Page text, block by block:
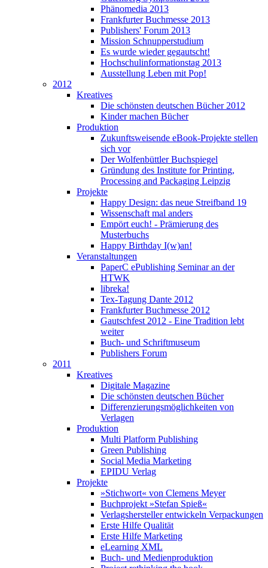
Phänomedia 2013
Frankfurter Buchmesse 2013
Publishers' Forum 2013
Mission Schnupperstudium
Es wurde wieder gegautscht!
Hochschulinformationstag 2013
Ausstellung Leben mit Pop!
2012
Kreatives
Die schönsten deutschen Bücher 2012
Kinder machen Bücher
Produktion
Zukunftsweisende eBook-Projekte stellen
sich vor
Der Wolfenbüttler Buchspiegel
Gründung des Institute for Printing,
Processing and Packaging Leipzig
Projekte
Happy Design: das neue Streifband 19
Wissenschaft mal anders
Empört euch! - Prämierung des
Musterbuchs
Happy Birthday I(w)an!
Veranstaltungen
PaperC ePublishing Seminar an der
HTWK
libreka!
Tex-Tagung Dante 2012
Frankfurter Buchmesse 2012
Gautschfest 2012 - Eine Tradition lebt
weiter
Buch- und Schriftmuseum
Publishers Forum
2011
Kreatives
Digitale Magazine
Die schönsten deutschen Bücher
Differenzierungsmöglichkeiten von
Verlagen
Produktion
Multi Platform Publishing
Green Publishing
Social Media Marketing
EPIDU Verlag
Projekte
»Stichwort« von Clemens Meyer
Buchprojekt »Stefan Spieß«
Verlagshersteller entwickeln Verpackungen
Erste Hilfe Qualität
Erste Hilfe Marketing
eLearning XML
Buch- und Medienproduktion